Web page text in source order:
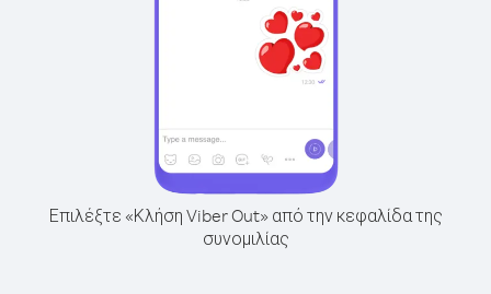
Επιλέξτε «Κλήση Viber Out» από την κεφαλίδα της
συνομιλίας